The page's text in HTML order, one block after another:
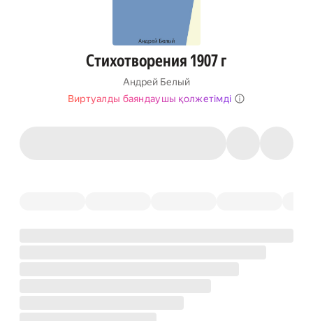
Стихотворения 1907 г
Андрей Белый
Виртуалды баяндаушы қолжетімді